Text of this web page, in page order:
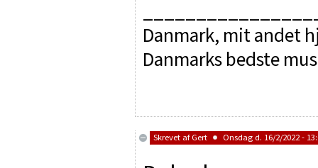
Danmark, mit andet
Danmarks bedste
Skrevet af Gert Onsdag d. 16/2/2022 -